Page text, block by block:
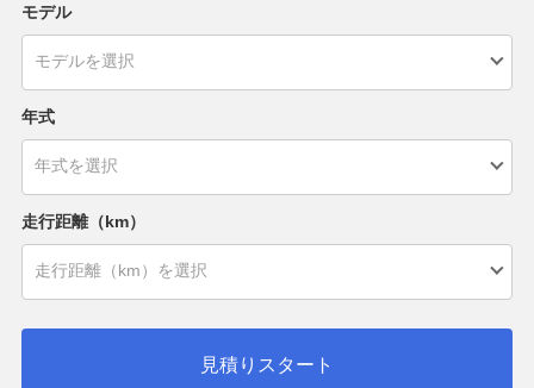
モデル
年式
走行距離（km）
見積りスタート